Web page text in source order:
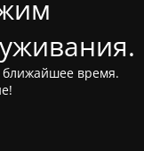
ближайшее время.